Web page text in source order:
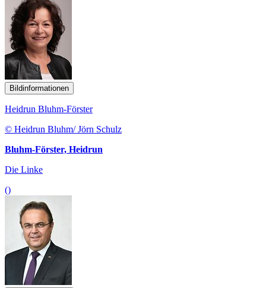
Bildinformationen
Heidrun Bluhm-Förster
© Heidrun Bluhm/ Jörn Schulz
Bluhm-Förster, Heidrun
Die Linke
()